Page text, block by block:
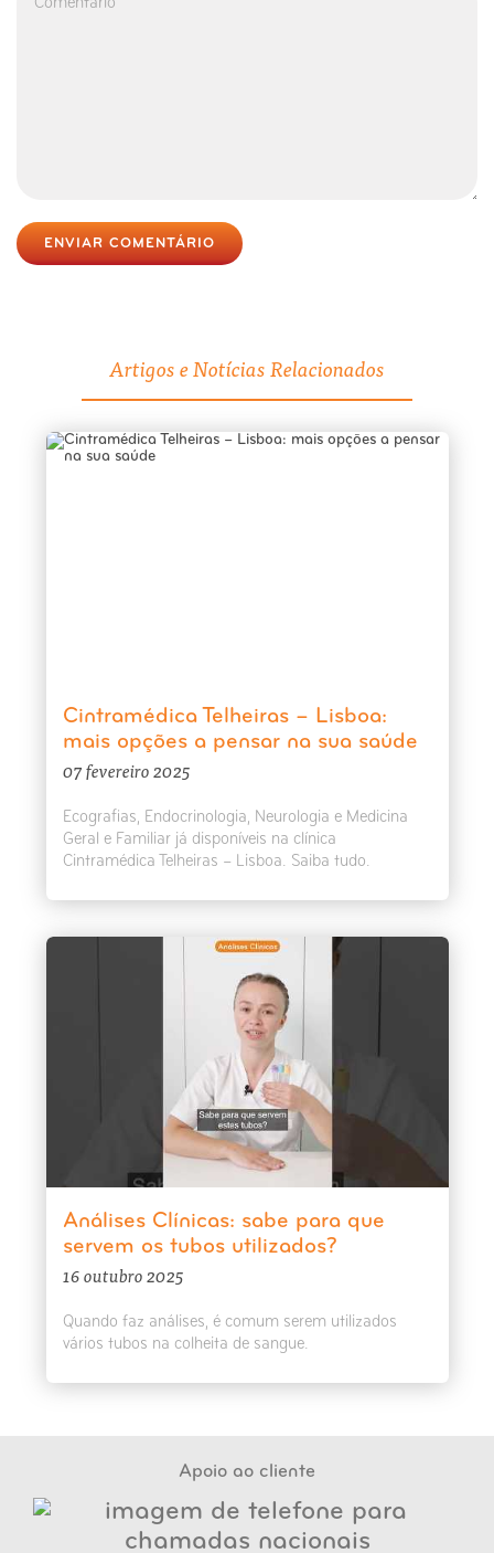
ENVIAR COMENTÁRIO
Artigos e Notícias Relacionados
Cintramédica Telheiras – Lisboa:
mais opções a pensar na sua saúde
07 fevereiro 2025
Ecografias, Endocrinologia, Neurologia e Medicina
Geral e Familiar já disponíveis na clínica
Cintramédica Telheiras – Lisboa. Saiba tudo.
Análises Clínicas: sabe para que
servem os tubos utilizados?
16 outubro 2025
Quando faz análises, é comum serem utilizados
vários tubos na colheita de sangue.
Apoio ao cliente